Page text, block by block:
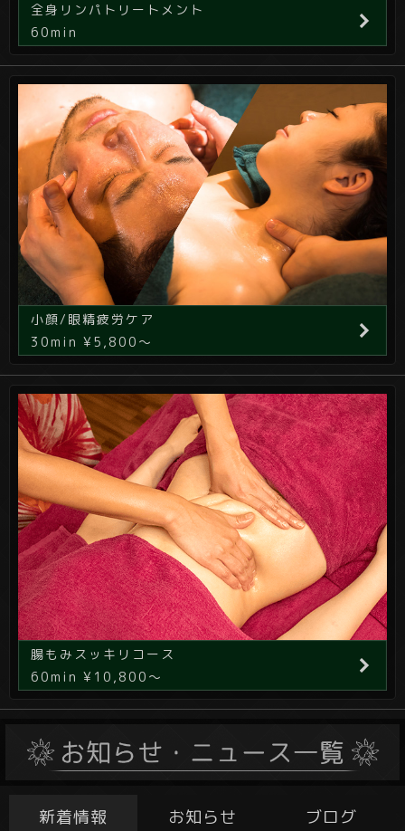
全身リンパトリートメント
60min
小顔/眼精疲労ケア
30min ¥5,800～
腸もみスッキリコース
60min ¥10,800～
新着情報 お知らせ ブログ